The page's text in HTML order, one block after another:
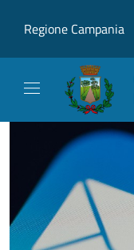
Regione Campania